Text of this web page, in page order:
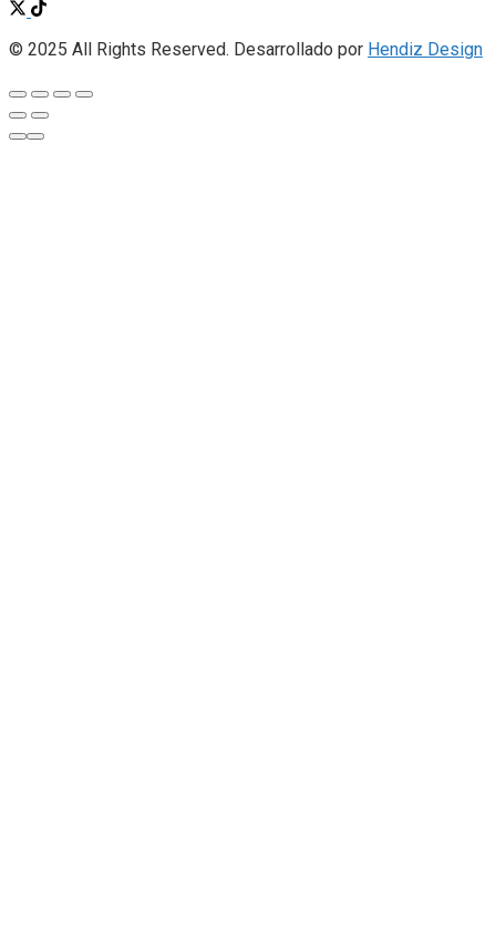
© 2025 All Rights Reserved. Desarrollado por Hendiz Design